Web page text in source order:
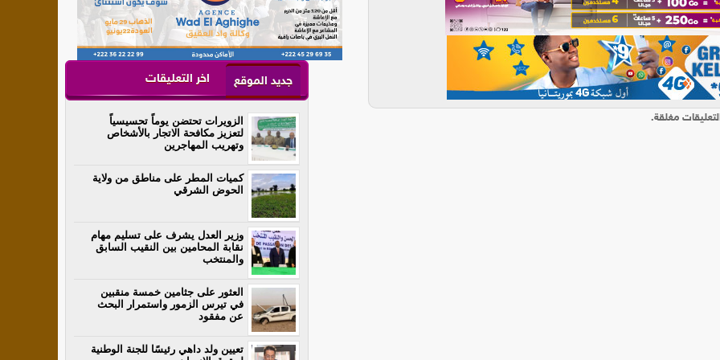
مغلقة.
جديد الموقع اخر التعليقات
الزويرات تحتضن يوماً تحسيسياً
لتعزيز مكافحة الاتجار بالأشخاص
وتهريب المهاجرين
كميات المطر على مناطق من ولاية
الحوض الشرقي
وزير العدل يشرف على تسليم مهام
نقابة المحامين بين النقيب السابق
والمنتخب
العثور على جثامين خمسة منقبين
في تيرس الزمور واستمرار البحث
عن مفقود
تعيين ولد داهي رئيسًا للجنة الوطنية